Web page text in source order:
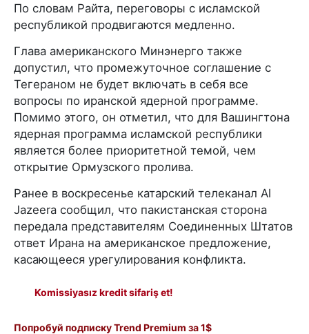
По словам Райта, переговоры с исламской
республикой продвигаются медленно.
Глава американского Минэнерго также
допустил, что промежуточное соглашение с
Тегераном не будет включать в себя все
вопросы по иранской ядерной программе.
Помимо этого, он отметил, что для Вашингтона
ядерная программа исламской республики
является более приоритетной темой, чем
открытие Ормузского пролива.
Ранее в воскресенье катарский телеканал Al
Jazeera сообщил, что пакистанская сторона
передала представителям Соединенных Штатов
ответ Ирана на американское предложение,
касающееся урегулирования конфликта.
Komissiyasız kredit sifariş et!
Попробуй подписку Trend Premium за 1$